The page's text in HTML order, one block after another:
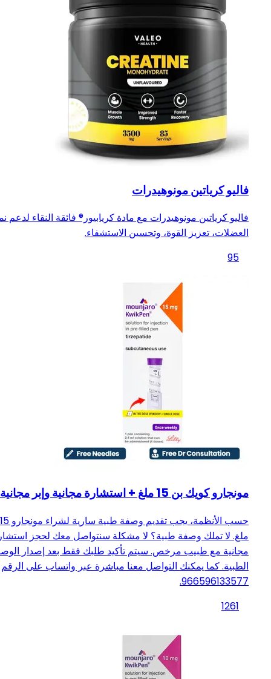
فاليو كرياتين مونوهيدرات
فاليو كرياتين مونوهيدرات مع مادة كريابيور® فائقة النقاء لدعم
العضلات، تعزيز القوة، وتحسين الاستشفاء.
95
مونجارو كويك بن 15 ملغ + استشارة مجانية وإبر مجانية
حسب الأنظمة، يجب تقديم وصفة طبية سارية لشراء مونجارو 15
ملغ. لا تملك وصفة طبية؟ لا مشكلة سنتواصل معك لحجز
مجانية مع طبيب مرخص. سيتم تأكيد طلبك فقط بعد إصدار
الطبية. كما يمكنك التواصل معنا مباشرة عبر واتساب على الرقم
966596133577.
1261